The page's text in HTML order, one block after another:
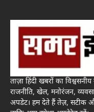
ताज़ा हिंदी खबरों का विश्वसनीय
राजनीति, खेल, मनोरंजन,
अपडेट। हम देते हैं तेज़, सटीक